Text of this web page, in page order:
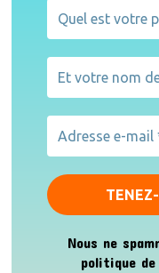
Nous ne
politique